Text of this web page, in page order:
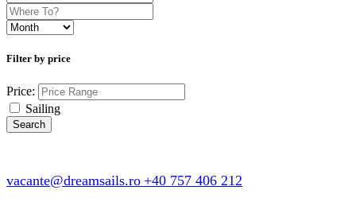
Filter by price
Price:
Sailing
vacante@dreamsails.ro +40 757 406 212